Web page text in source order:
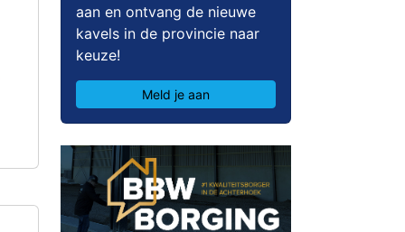
aan en ontvang de nieuwe
kavels in de provincie naar
keuze!
Meld je aan